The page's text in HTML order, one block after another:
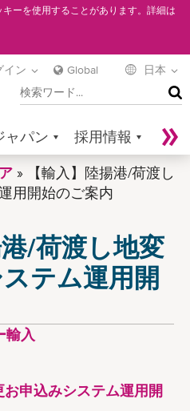
ーを使用することがあります。詳細は
イン Global 日本
検
索
ャパン 採用情報
Sustainability
【輸入】陸揚港/荷渡し
用開始のご案内
港/荷渡し地変
テム運用開
輸入
申込みシステム運用開